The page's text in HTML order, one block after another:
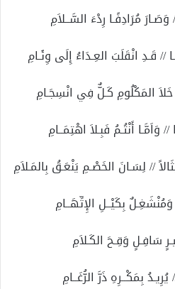
مُرَادِفًـا رِدْءَ السَّــلاَمِ
قَـدِ انْقَلَبَ العِـدَاءُ إِلَى وِئَـامِ
المَكْلُومِ كَـلٌّ فِي انْسِجَـامِ
أَنْتُـمُ فَبِـلاَ اهْتِمَــامِ
// لِسَـانَ الخَصْـمِ يَنْعَـقُ بِالمَـلاَمِ
بِكَيْــلِ الإِتِّهَــامِ
سَافِـلٍ وَقِـحَ الكَـلاَمِ
بِمَكْــرِهِ ذَرَّ الرُّغَــامِ